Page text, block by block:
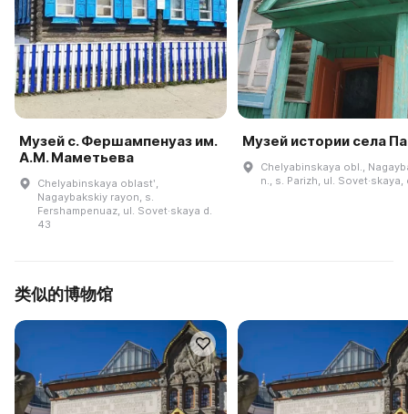
Музей с. Фершампенуаз им.
А.М. Маметьева
Chelyabinskaya oblastʹ,
Nagaybakskiy rayon, s.
Fershampenuaz, ul. Sovet·skaya d.
43
Музей истории села
Chelyabinskaya obl.,
n., s. Parizh, ul. Sovet·skaya,
类似的博物馆